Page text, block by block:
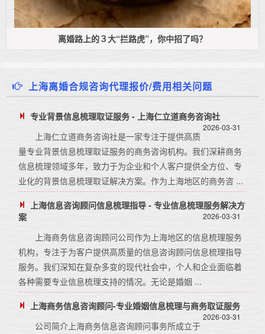
离婚路上的３大“拦路虎”，你中招了吗？
上海离婚合规咨询代理报价/费用相关问题
专业背景信息梳理取证服务 - 上海仁立道商务咨询社
2026-03-31
上海仁立道商务咨询社是一家专注于提供高质
量专业背景信息梳理取证服务的商务咨询机构。我们深耕商务
信息梳理领域多年，致力于为企业和个人客户提供全方位、专
业化的背景信息梳理取证解决方案。作为上海地区的商务咨 ...
上海信息咨询顾问信息梳理指导 - 专业信息梳理服务解决方
案
2026-03-31
上海商务信息咨询顾问公司作为上海地区的信息梳理服务
机构，专注于为客户提供高质量的信息咨询顾问信息梳理指导
服务。我们深知在复杂多变的现代社会中，个人和企业面临着
各种需要专业信息梳理支持的情况。无论是婚姻 ...
上海商务信息咨询顾问-专业婚姻信息梳理与商务取证服务
2026-03-31
公司简介上海商务信息咨询顾问事务所成立于